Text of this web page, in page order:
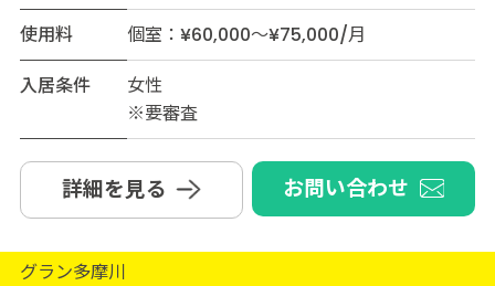
使用料
個室：¥60,000～¥75,000/月
入居条件
女性
※要審査
詳細を見る お問い合わせ
グラン多摩川